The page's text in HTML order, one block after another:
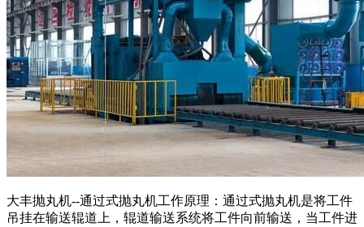
大丰抛丸机--通过式抛丸机工作原理：通过式抛丸机是将工件
吊挂在输送辊道上，辊道输送系统将工件向前输送，当工件进